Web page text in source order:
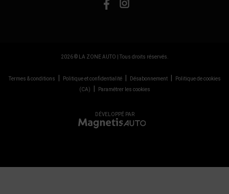
2026 © LA ZONE AUTO | Tous droits réservés.
Termes & conditions Politique et confidentialité| Désabonnement|
Politique de cookies
(CA)
Paramétrer les cookies
DÉVELOPPÉ PAR